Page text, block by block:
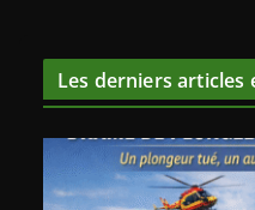
Les derniers articles